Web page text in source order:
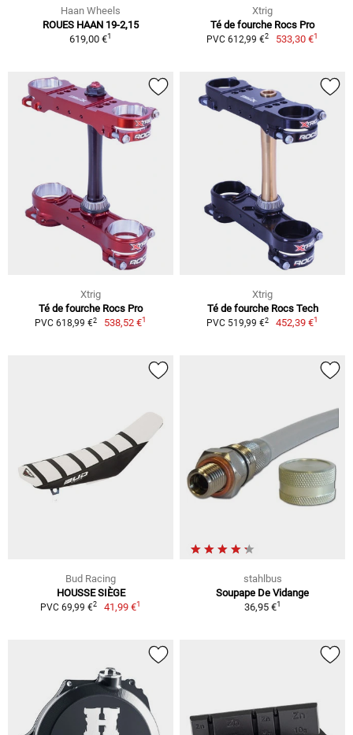
Haan Wheels
ROUES HAAN 19-2,15
619,00 €1
Xtrig
Té de fourche Rocs Pro
PVC 612,99 €2 533,30 €1
Xtrig
Té de fourche Rocs Pro
PVC 618,99 €2 538,52 €1
Xtrig
Té de fourche Rocs Tech
PVC 519,99 €2 452,39 €1
Bud Racing
HOUSSE SIÈGE
PVC 69,99 €2 41,99 €1
stahlbus
Soupape De Vidange
36,95 €1